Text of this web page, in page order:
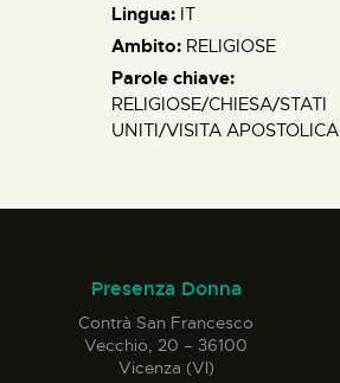
Lingua: IT
Ambito: RELIGIOSE
Parole chiave:
RELIGIOSE/CHIESA/STATI
UNITI/VISITA APOSTOLICA
Presenza Donna
Contrà San Francesco
Vecchio, 20 – 36100
Vicenza (VI)